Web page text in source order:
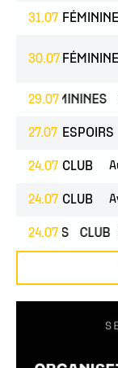
31.07
30.07
29.07
FÉMININES
27.07 ESPOIRS
24.07 CLUB
24.07 CLUB
24.07
PROS CLUB